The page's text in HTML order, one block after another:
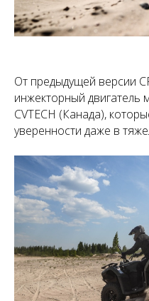
От предыдущей версии
инжекторный двигатель
CVTECH (Канада),
уверенности даже в